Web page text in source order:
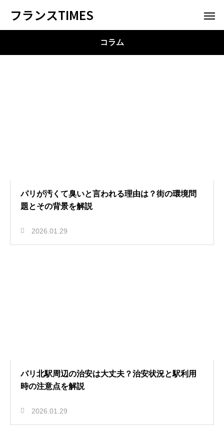
フランスTIMES
コラム
パリが汚くて臭いと言われる理由は？街の環境問
題とその背景を解説
2026.01.29
パリ北駅周辺の治安は大丈夫？治安状況と駅利用
時の注意点を解説
2026.01.29